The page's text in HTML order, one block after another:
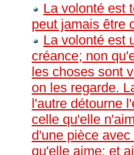
La volonté est
peut jamais être
La volonté est
créance; non
les choses sont
on les regarde.
l'autre détourne
celle qu'elle
d'une pièce
qu'elle aime; et